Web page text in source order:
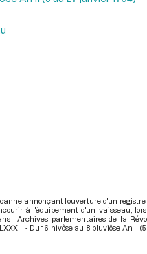
annonçant l'ouverture d'un
à l'équipement d'un vaisseau,
: Archives parlementaires de la
- Du 16 nivôse au 8 pluviôse An II